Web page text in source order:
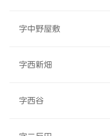
字中野屋敷
字西新畑
字西谷